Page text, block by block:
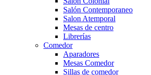
Salón Contemporaneo
Salon Atemporal
Mesas de centro
Librerías
Comedor
Aparadores
Mesas Comedor
Sillas de comedor